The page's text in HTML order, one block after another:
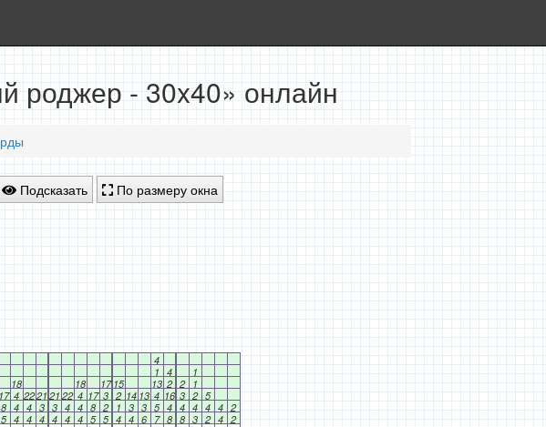
роджер - 30x40» онлайн
Подсказать По размеру окна
4
1 4
1
18 18 17 15 13 2 2
1
17 4 2221 21 22 4 17 3 2 14 13 4 16 3 2 5
8 4 4 3 3 4 4 8 2 1 3 3 5 4 4 4 4 4 2
5 4 4 4 4 4 4 5 5 4 4 6 7 8 8 3 2 4 2